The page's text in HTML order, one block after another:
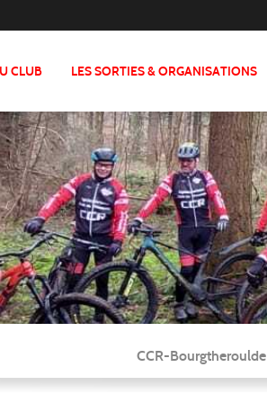
CLUB LES SORTIES & ORGANISATIONS
CCR-Bourgtheroulde